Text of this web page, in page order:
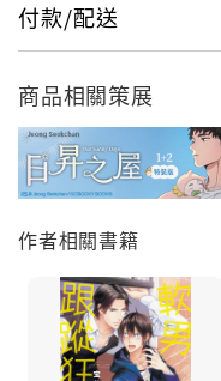
付款/配送
商品相關策展
作者相關書籍